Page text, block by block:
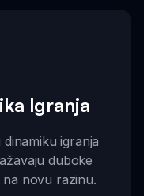
Igranja
igranja
duboke
novu razinu.